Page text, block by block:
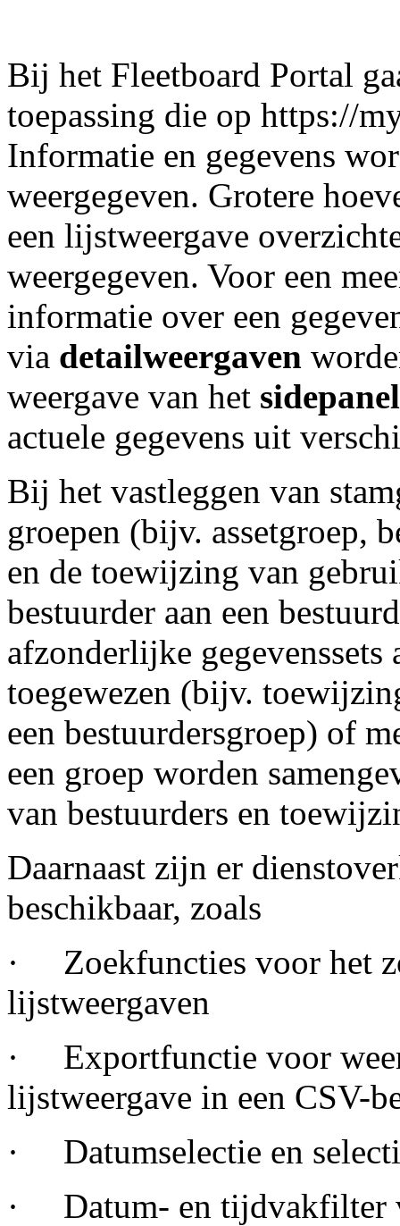
Bij het Fleetboard Portal
toepassing die op https://
Informatie en gegevens
weergegeven. Grotere
een lijstweergave
weergegeven. Voor een
informatie over een
via detailweergaven
weergave van het
actuele gegevens uit
Bij het vastleggen van
groepen (bijv. assetgroep,
en de toewijzing van
bestuurder aan een
afzonderlijke gegevenssets
toegewezen (bijv.
een bestuurdersgroep) of
een groep worden
van bestuurders en
Daarnaast zijn er
beschikbaar, zoals
· Zoekfuncties voor het
lijstweergaven
· Exportfunctie voor
lijstweergave in een CSV-
· Datumselectie en
· Datum- en tijdvakfilter